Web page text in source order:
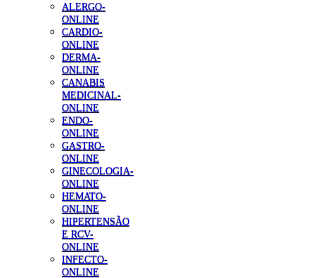
ALERGO-
ONLINE
CARDIO-
ONLINE
DERMA-
ONLINE
CANABIS
MEDICINAL-
ONLINE
ENDO-
ONLINE
GASTRO-
ONLINE
GINECOLOGIA-
ONLINE
HEMATO-
ONLINE
HIPERTENSÃO
E RCV-
ONLINE
INFECTO-
ONLINE